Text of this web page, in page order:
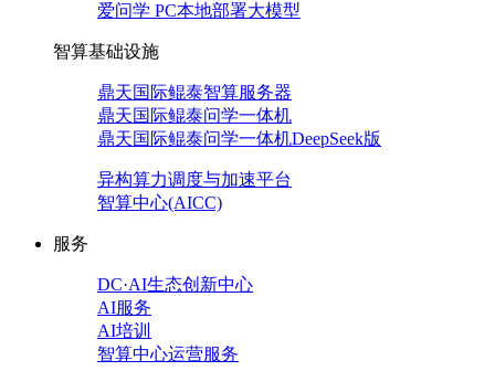
爱问学 PC本地部署大模型
智算基础设施
鼎天国际鲲泰智算服务器
鼎天国际鲲泰问学一体机
鼎天国际鲲泰问学一体机DeepSeek版
异构算力调度与加速平台
智算中心(AICC)
服务
DC·AI生态创新中心
AI服务
AI培训
智算中心运营服务